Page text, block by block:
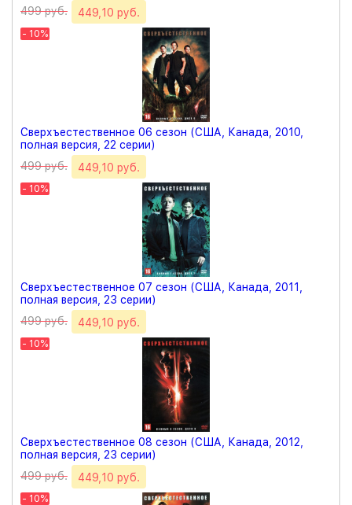
499 руб. 449,10 руб.
- 10%
Сверхъестественное 06 сезон (США, Канада, 2010,
полная версия, 22 серии)
499 руб.
449,10 руб.
- 10%
Сверхъестественное 07 сезон (США, Канада, 2011,
полная версия, 23 серии)
499 руб.
449,10 руб.
- 10%
Сверхъестественное 08 сезон (США, Канада, 2012,
полная версия, 23 серии)
499 руб.
449,10 руб.
- 10%